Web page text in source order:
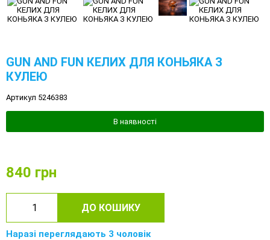
GUN AND FUN КЕЛИХ ДЛЯ КОНЬЯКА З
КУЛЕЮ
Артикул 5246383
В наявності
840 грн
ДО КОШИКУ
Наразі переглядають 3 чоловік